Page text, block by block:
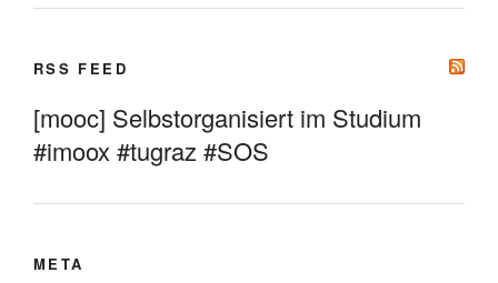
RSS FEED
[mooc] Selbstorganisiert im Studium
#imoox #tugraz #SOS
META